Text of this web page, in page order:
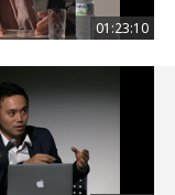
01:23:10